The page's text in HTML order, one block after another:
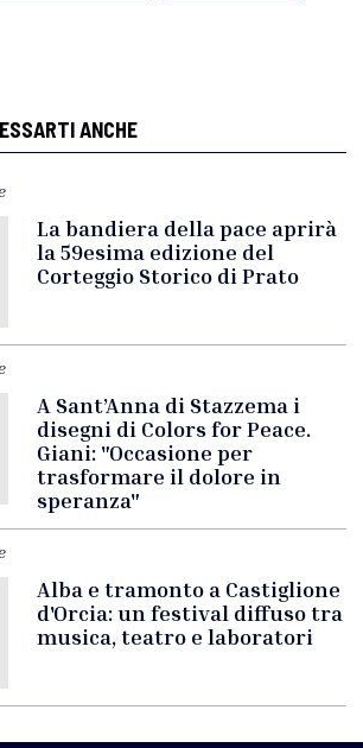
ANCHE
La bandiera della pace aprirà
la 59esima edizione del
Corteggio Storico di Prato
A Sant’Anna di Stazzema i
disegni di Colors for Peace.
Giani: "Occasione per
trasformare il dolore in
speranza"
Alba e tramonto a Castiglione
d'Orcia: un festival diffuso tra
musica, teatro e laboratori